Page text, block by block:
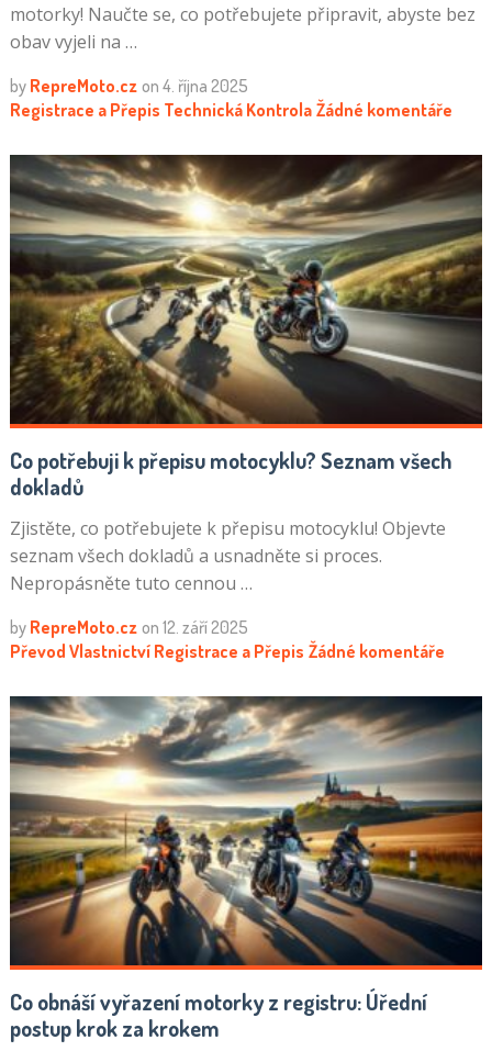
motorky! Naučte se, co potřebujete připravit, abyste bez
obav vyjeli na …
by RepreMoto.cz on 4. října 2025
Registrace a Přepis Technická Kontrola Žádné komentáře
Co potřebuji k přepisu motocyklu? Seznam všech
dokladů
Zjistěte, co potřebujete k přepisu motocyklu! Objevte
seznam všech dokladů a usnadněte si proces.
Nepropásněte tuto cennou …
by RepreMoto.cz on 12. září 2025
Převod Vlastnictví Registrace a Přepis Žádné komentáře
Co obnáší vyřazení motorky z registru: Úřední
postup krok za krokem